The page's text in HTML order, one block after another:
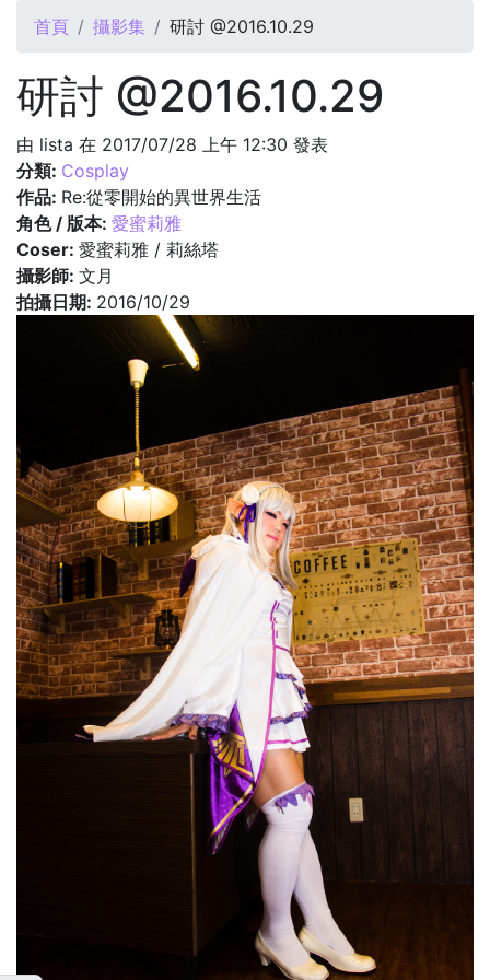
您在這裡
首頁 攝影集 研討 @2016.10.29
研討 @2016.10.29
由 lista 在 2017/07/28 上午 12:30 發表
分類: Cosplay
作品: Re:從零開始的異世界生活
角色 / 版本: 愛蜜莉雅
Coser: 愛蜜莉雅 / 莉絲塔
攝影師: 文月
拍攝日期: 2016/10/29